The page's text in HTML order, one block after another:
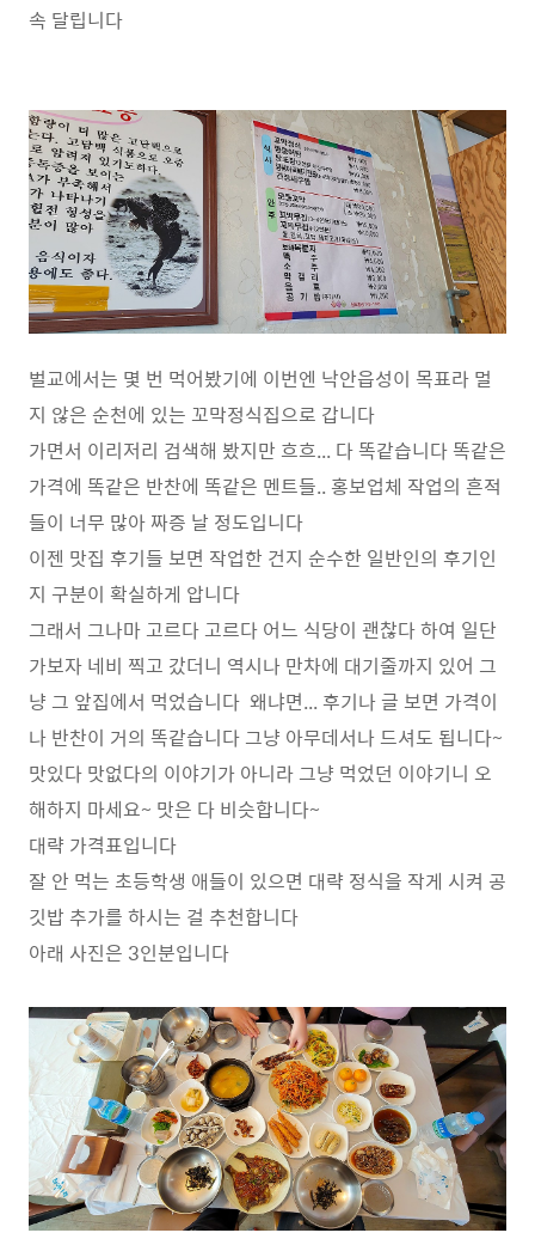
속 달립니다
벌교에서는 몇 번 먹어봤기에 이번엔 낙안읍성이 목표라 멀
지 않은 순천에 있는 꼬막정식집으로 갑니다
가면서 이리저리 검색해 봤지만 흐흐... 다 똑같습니다 똑같은
가격에 똑같은 반찬에 똑같은 멘트들.. 홍보업체 작업의 흔적
들이 너무 많아 짜증 날 정도입니다
이젠 맛집 후기들 보면 작업한 건지 순수한 일반인의 후기인
지 구분이 확실하게 압니다
그래서 그나마 고르다 고르다 어느 식당이 괜찮다 하여 일단
가보자 네비 찍고 갔더니 역시나 만차에 대기줄까지 있어 그
냥 그 앞집에서 먹었습니다 왜냐면... 후기나 글 보면 가격이
나 반찬이 거의 똑같습니다 그냥 아무데서나 드셔도 됩니다~
맛있다 맛없다의 이야기가 아니라 그냥 먹었던 이야기니 오
해하지 마세요~ 맛은 다 비슷합니다~
대략 가격표입니다
잘 안 먹는 초등학생 애들이 있으면 대략 정식을 작게 시켜 공
깃밥 추가를 하시는 걸 추천합니다
아래 사진은 3인분입니다